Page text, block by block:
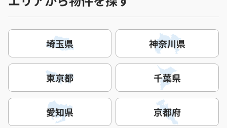
埼玉県 神奈川県
東京都 千葉県
愛知県 京都府